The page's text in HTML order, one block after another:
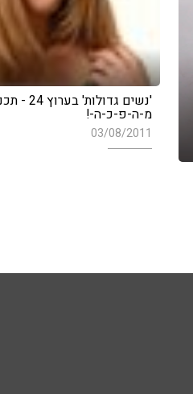
'נשים
מ-ה-פ-כ-ה-!
03/08/2011